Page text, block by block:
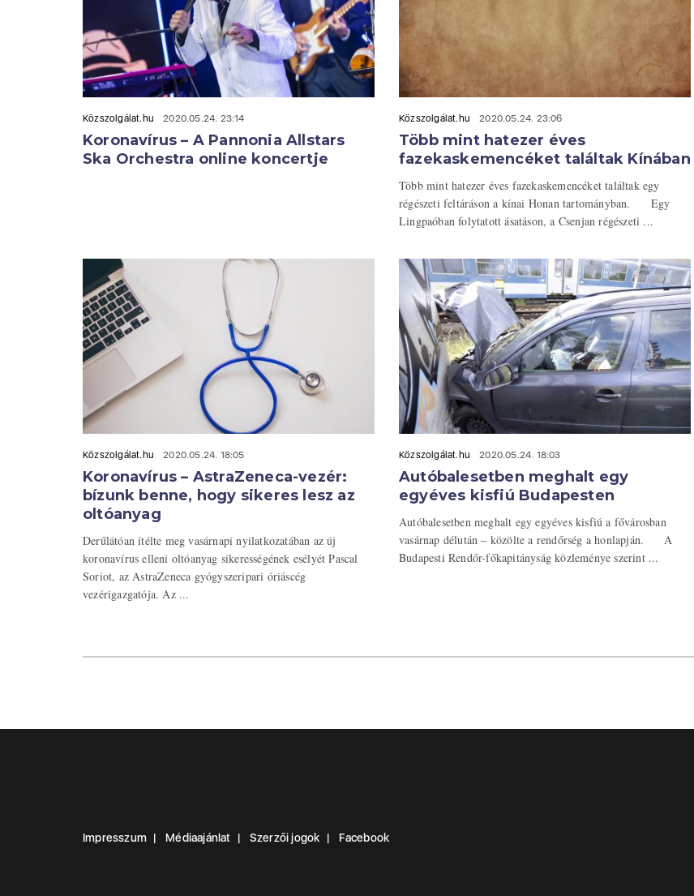
Közszolgálat.hu 2020.05.24. 23:14
Koronavírus – A Pannonia Allstars
Ska Orchestra online koncertje
Közszolgálat.hu 2020.05.24. 23:06
Több mint hatezer éves
fazekaskemencéket találtak Kínában
Több mint hatezer éves fazekaskemencéket találtak egy
régészeti feltáráson a kínai Honan tartományban. Egy
Lingpaóban folytatott ásatáson, a Csenjan régészeti ...
Közszolgálat.hu 2020.05.24. 18:05
Koronavírus – AstraZeneca-vezér:
bízunk benne, hogy sikeres lesz az
oltóanyag
Derűlátóan ítélte meg vasárnapi nyilatkozatában az új
koronavírus elleni oltóanyag sikerességének esélyét Pascal
Soriot, az AstraZeneca gyógyszeripari óriáscég
vezérigazgatója. Az ...
Közszolgálat.hu 2020.05.24. 18:03
Autóbalesetben meghalt egy
egyéves kisfiú Budapesten
Autóbalesetben meghalt egy egyéves kisfiú a fővárosban
vasárnap délután – közölte a rendőrség a honlapján. A
Budapesti Rendőr-főkapitányság közleménye szerint ...
Impresszum Médiaajánlat Szerzői jogok Facebook